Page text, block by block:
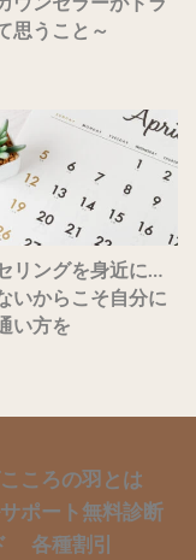
思うこと～
リングを身近に…
いからこそ自分に
い方を
ころの羽とは
ポート無料診断
各種割引